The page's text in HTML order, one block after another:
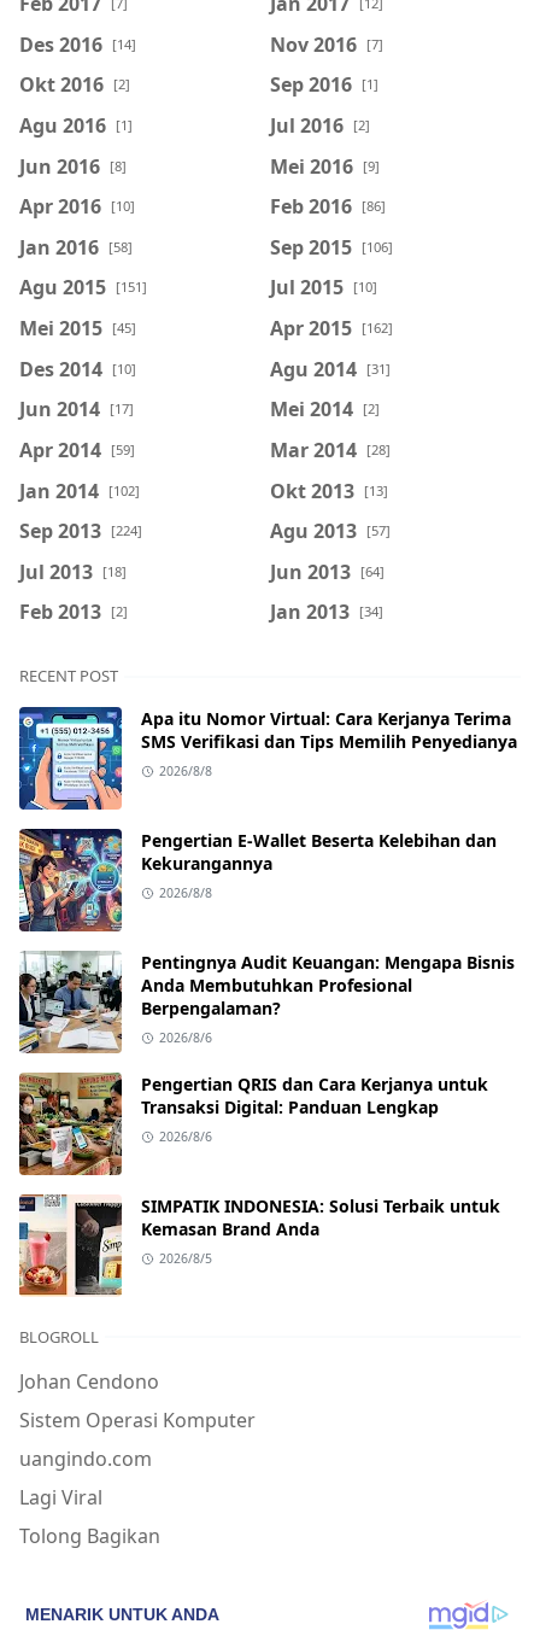
Des 2016 [14] Nov 2016 [7]
Okt 2016 [2] Sep 2016 [1]
Agu 2016 [1] Jul 2016 [2]
Jun 2016 [8] Mei 2016 [9]
Apr 2016 [10] Feb 2016 [86]
Jan 2016 [58] Sep 2015 [106]
Agu 2015 [151] Jul 2015 [10]
Mei 2015 [45] Apr 2015 [162]
Des 2014 [10] Agu 2014 [31]
Jun 2014 [17] Mei 2014 [2]
Apr 2014 [59] Mar 2014 [28]
Jan 2014 [102] Okt 2013 [13]
Sep 2013 [224] Agu 2013 [57]
Jul 2013 [18] Jun 2013 [64]
Feb 2013 [2] Jan 2013 [34]
RECENT POST
Apa itu Nomor Virtual: Cara Kerjanya Terima
SMS Verifikasi dan Tips Memilih Penyedianya
2026/8/8
Pengertian E-Wallet Beserta Kelebihan dan
Kekurangannya
2026/8/8
Pentingnya Audit Keuangan: Mengapa Bisnis
Anda Membutuhkan Profesional
Berpengalaman?
2026/8/6
Pengertian QRIS dan Cara Kerjanya untuk
Transaksi Digital: Panduan Lengkap
2026/8/6
SIMPATIK INDONESIA: Solusi Terbaik untuk
Kemasan Brand Anda
2026/8/5
BLOGROLL
Johan Cendono
Sistem Operasi Komputer
uangindo.com
Lagi Viral
Tolong Bagikan